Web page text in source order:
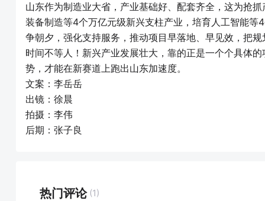
山东作为制造业大省，产业基础好、配套齐全，这为抢
装备制造等4个万亿元级新兴支柱产业，培育人工智能
争朝夕，强化支持服务，推动项目早落地、早见效，把
时间不等人！新兴产业发展壮大，靠的正是一个个具体
势，才能在新赛道上跑出山东加速度。
文案：李岳岳
出镜：徐晨
拍摄：李伟
后期：张子良
热门评论 (1)